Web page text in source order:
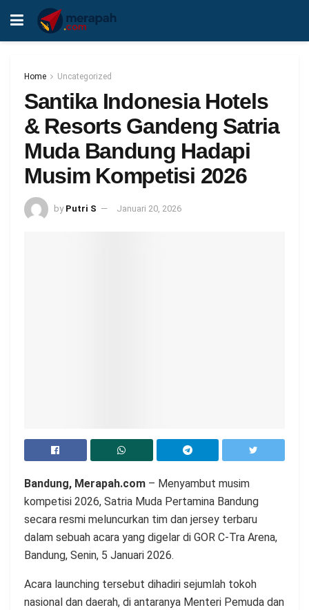
Home Uncategorized
Santika Indonesia Hotels
& Resorts Gandeng Satria
Muda Bandung Hadapi
Musim Kompetisi 2026
by Putri S Januari 20, 2026
Bandung, Merapah.com – Menyambut musim
kompetisi 2026, Satria Muda Pertamina Bandung
secara resmi meluncurkan tim dan jersey terbaru
dalam sebuah acara yang digelar di GOR C-Tra Arena,
Bandung, Senin, 5 Januari 2026.
Acara launching tersebut dihadiri sejumlah tokoh
nasional dan daerah, di antaranya Menteri Pemuda dan